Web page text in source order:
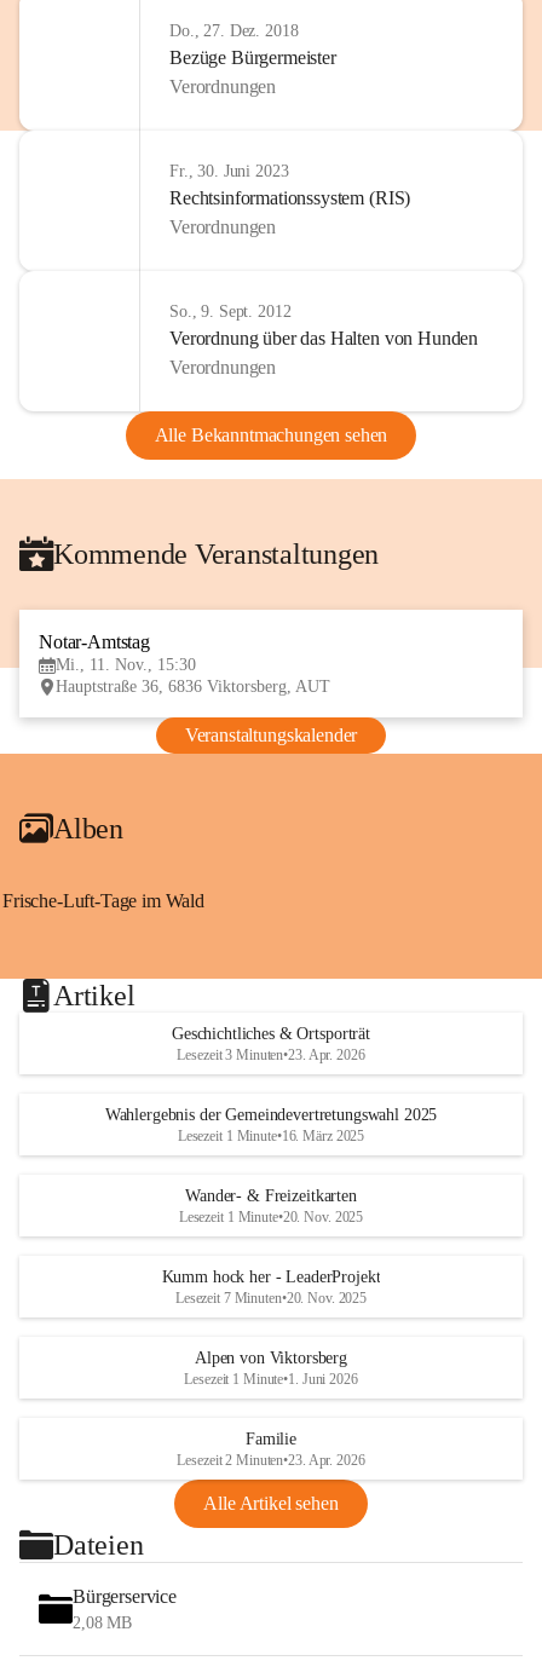
Do., 27. Dez. 2018
Bezüge Bürgermeister
Verordnungen
Fr., 30. Juni 2023
Rechtsinformationssystem (RIS)
Verordnungen
So., 9. Sept. 2012
Verordnung über das Halten von Hunden
Verordnungen
Alle Bekanntmachungen sehen
Kommende Veranstaltungen
Notar-Amtstag
Mi., 11. Nov., 15:30
Hauptstraße 36, 6836 Viktorsberg, AUT
Veranstaltungskalender
Alben
Frische-Luft-Tage im Wald
Artikel
Geschichtliches & Ortsporträt
Lesezeit 3 Minuten•23. Apr. 2026
Wahlergebnis der Gemeindevertretungswahl 2025
Lesezeit 1 Minute•16. März 2025
Wander- & Freizeitkarten
Lesezeit 1 Minute•20. Nov. 2025
Kumm hock her - LeaderProjekt
Lesezeit 7 Minuten•20. Nov. 2025
Alpen von Viktorsberg
Lesezeit 1 Minute•1. Juni 2026
Familie
Lesezeit 2 Minuten•23. Apr. 2026
Alle Artikel sehen
Dateien
Bürgerservice
2,08 MB